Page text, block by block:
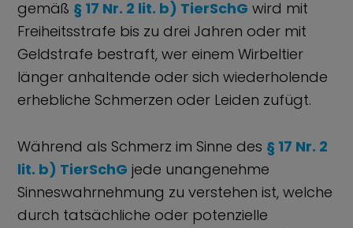
gemäß § 17 Nr. 2 lit. b) TierSchG wird mit
Freiheitsstrafe bis zu drei Jahren oder mit
Geldstrafe bestraft, wer einem Wirbeltier
länger anhaltende oder sich wiederholende
erhebliche Schmerzen oder Leiden zufügt.
Während als Schmerz im Sinne des § 17 Nr. 2
lit. b) TierSchG jede unangenehme
Sinneswahrnehmung zu verstehen ist, welche
durch tatsächliche oder potenzielle